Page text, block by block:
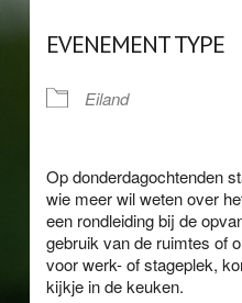
EVENEMENT TYPE
Eiland
Op donderdagochtenden
wie meer wil weten over
een rondleiding bij de
gebruik van de ruimtes of
voor werk- of stageplek,
kijkje in de keuken.